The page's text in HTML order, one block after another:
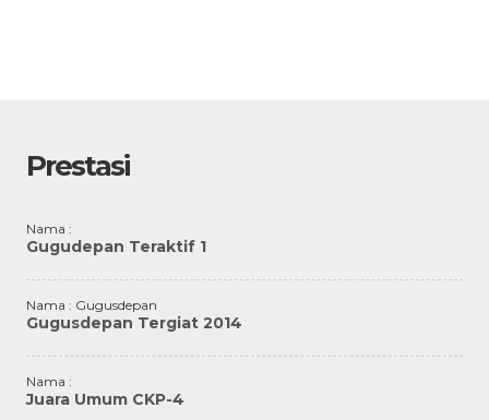
Prestasi
Nama :
Gugudepan Teraktif 1
Nama : Gugusdepan
Gugusdepan Tergiat 2014
Nama :
Juara Umum CKP-4